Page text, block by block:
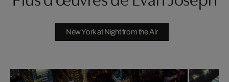
New York at Night from the Air